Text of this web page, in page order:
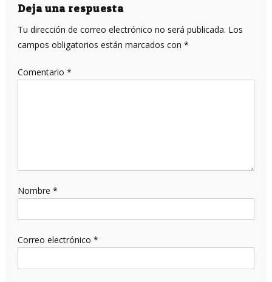
entradas
Deja una respuesta
Tu dirección de correo electrónico no será publicada. Los
campos obligatorios están marcados con *
Comentario *
Nombre *
Correo electrónico *